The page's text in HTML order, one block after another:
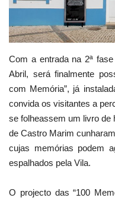
Ficha técnica
Lazer
Com a entrada na 2ª
Abril, será finalmente
com Memória”, já
convida os visitantes a
se folheassem um livro de
de Castro Marim
cujas memórias podem
espalhados pela Vila.
O projecto das “100